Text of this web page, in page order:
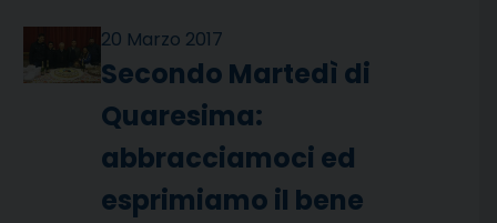
20 Marzo 2017
Secondo Martedì di
Quaresima:
abbracciamoci ed
esprimiamo il bene